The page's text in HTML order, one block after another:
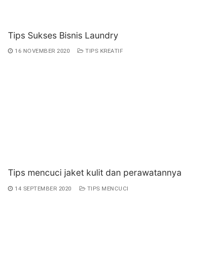
Tips Sukses Bisnis Laundry
16 NOVEMBER 2020 TIPS KREATIF
Tips mencuci jaket kulit dan perawatannya
14 SEPTEMBER 2020 TIPS MENCUCI